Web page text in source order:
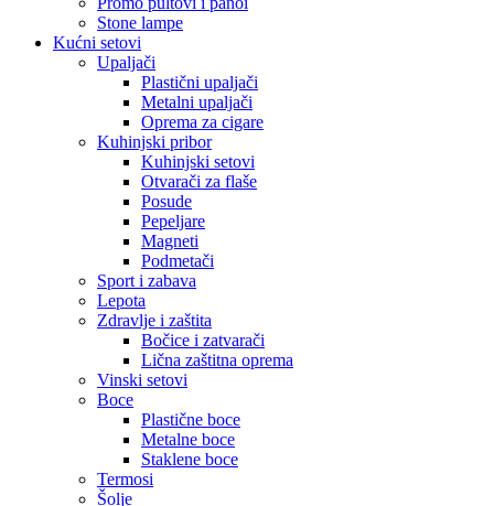
Stone lampe
Kućni setovi
Upaljači
Plastični upaljači
Metalni upaljači
Oprema za cigare
Kuhinjski pribor
Kuhinjski setovi
Otvarači za flaše
Posude
Pepeljare
Magneti
Podmetači
Sport i zabava
Lepota
Zdravlje i zaštita
Bočice i zatvarači
Lična zaštitna oprema
Vinski setovi
Boce
Plastične boce
Metalne boce
Staklene boce
Termosi
Šolje